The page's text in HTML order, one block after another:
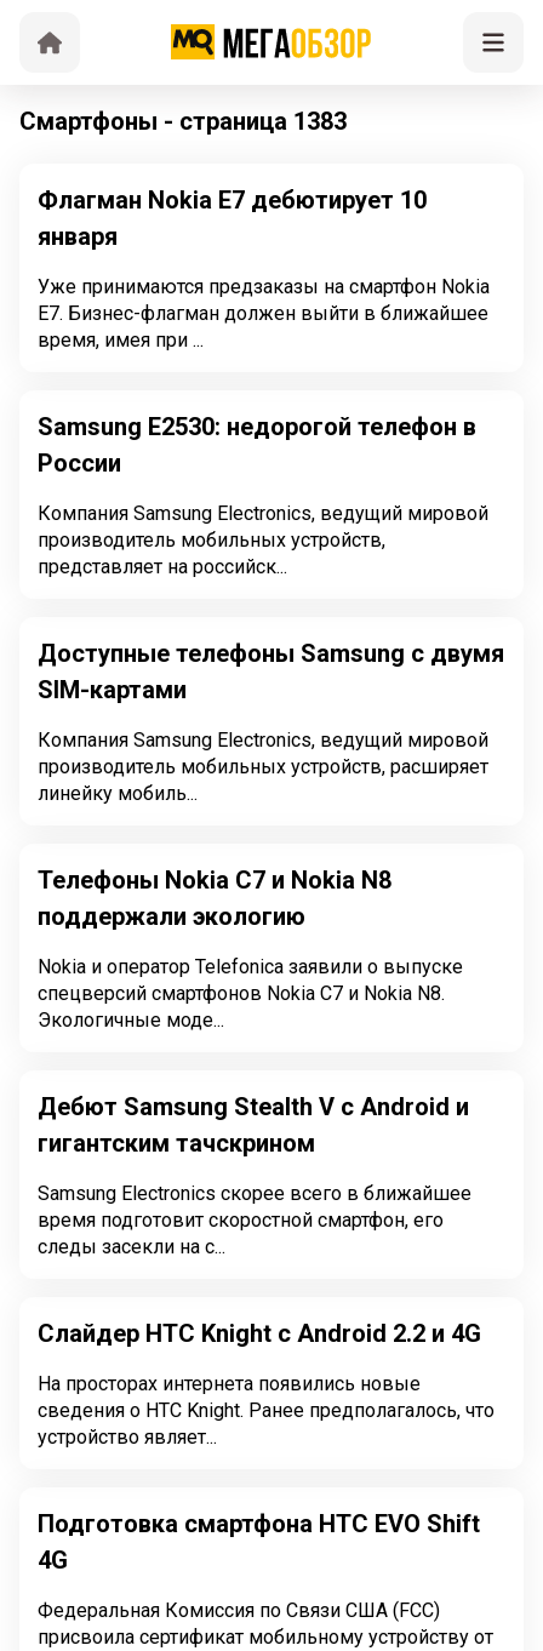
Смартфоны - страница 1383
Флагман Nokia E7 дебютирует 10
января
Уже принимаются предзаказы на смартфон Nokia
E7. Бизнес-флагман должен выйти в ближайшее
время, имея при ...
Samsung E2530: недорогой телефон в
России
Компания Samsung Electronics, ведущий мировой
производитель мобильных устройств,
представляет на российск...
Доступные телефоны Samsung с двумя
SIM-картами
Компания Samsung Electronics, ведущий мировой
производитель мобильных устройств, расширяет
линейку мобиль...
Телефоны Nokia C7 и Nokia N8
поддержали экологию
Nokia и оператор Telefonica заявили о выпуске
спецверсий смартфонов Nokia C7 и Nokia N8.
Экологичные моде...
Дебют Samsung Stealth V с Android и
гигантским тачскрином
Samsung Electronics скорее всего в ближайшее
время подготовит скоростной смартфон, его
следы засекли на с...
Слайдер HTC Knight с Android 2.2 и 4G
На просторах интернета появились новые
сведения о HTC Knight. Ранее предполагалось, что
устройство являет...
Подготовка смартфона HTC EVO Shift
4G
Федеральная Комиссия по Связи США (FCC)
присвоила сертификат мобильному устройству от